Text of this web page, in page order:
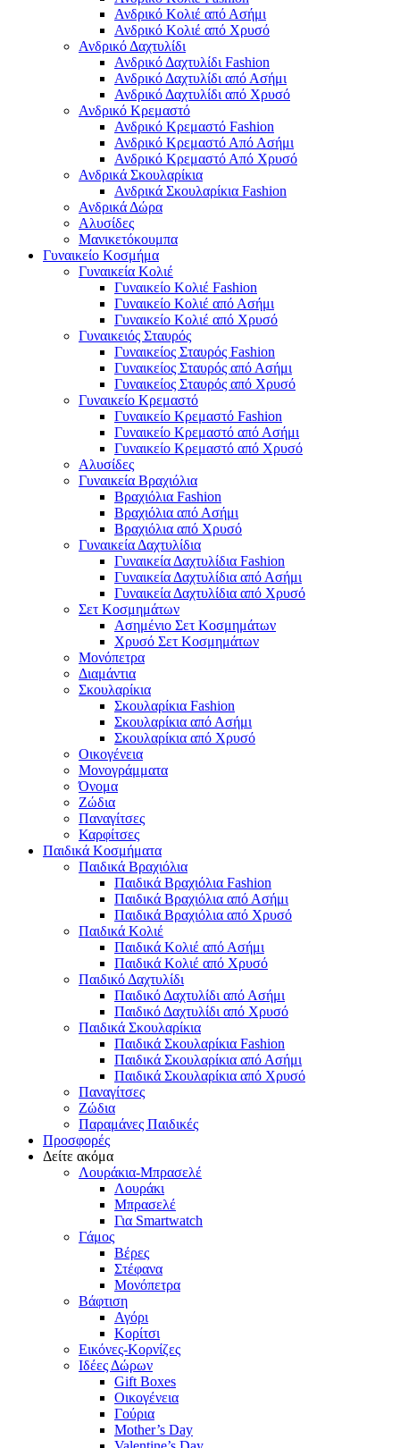
Ανδρικό Κολιέ από Ασήμι
Ανδρικό Κολιέ από Χρυσό
Ανδρικό Δαχτυλίδι
Ανδρικό Δαχτυλίδι Fashion
Ανδρικό Δαχτυλίδι από Ασήμι
Ανδρικό Δαχτυλίδι από Χρυσό
Ανδρικό Κρεμαστό
Ανδρικό Κρεμαστό Fashion
Ανδρικό Κρεμαστό Από Ασήμι
Ανδρικό Κρεμαστό Από Χρυσό
Ανδρικά Σκουλαρίκια
Ανδρικά Σκουλαρίκια Fashion
Ανδρικά Δώρα
Αλυσίδες
Μανικετόκουμπα
Γυναικείο Κοσμήμα
Γυναικεία Κολιέ
Γυναικείο Κολιέ Fashion
Γυναικείο Κολιέ από Ασήμι
Γυναικείο Κολιέ από Χρυσό
Γυναικειός Σταυρός
Γυναικείος Σταυρός Fashion
Γυναικείος Σταυρός από Ασήμι
Γυναικείος Σταυρός από Χρυσό
Γυναικείο Κρεμαστό
Γυναικείο Κρεμαστό Fashion
Γυναικείο Κρεμαστό από Ασήμι
Γυναικείο Κρεμαστό από Χρυσό
Αλυσίδες
Γυναικεία Βραχιόλια
Βραχιόλια Fashion
Βραχιόλια από Ασήμι
Βραχιόλια από Χρυσό
Γυναικεία Δαχτυλίδια
Γυναικεία Δαχτυλίδια Fashion
Γυναικεία Δαχτυλίδια από Ασήμι
Γυναικεία Δαχτυλίδια από Χρυσό
Σετ Κοσμημάτων
Ασημένιο Σετ Κοσμημάτων
Χρυσό Σετ Κοσμημάτων
Μονόπετρα
Διαμάντια
Σκουλαρίκια
Σκουλαρίκια Fashion
Σκουλαρίκια από Ασήμι
Σκουλαρίκια από Χρυσό
Οικογένεια
Μονογράμματα
Όνομα
Ζώδια
Παναγίτσες
Καρφίτσες
Παιδικά Κοσμήματα
Παιδικά Βραχιόλια
Παιδικά Βραχιόλια Fashion
Παιδικά Βραχιόλια από Ασήμι
Παιδικά Βραχιόλια από Χρυσό
Παιδικά Κολιέ
Παιδικά Κολιέ από Ασήμι
Παιδικά Κολιέ από Χρυσό
Παιδικό Δαχτυλίδι
Παιδικό Δαχτυλίδι από Ασήμι
Παιδικό Δαχτυλίδι από Χρυσό
Παιδικά Σκουλαρίκια
Παιδικά Σκουλαρίκια Fashion
Παιδικά Σκουλαρίκια από Ασήμι
Παιδικά Σκουλαρίκια από Χρυσό
Παναγίτσες
Ζώδια
Παραμάνες Παιδικές
Προσφορές
Δείτε ακόμα
Λουράκια-Μπρασελέ
Λουράκι
Μπρασελέ
Για Smartwatch
Γάμος
Βέρες
Στέφανα
Μονόπετρα
Βάφτιση
Αγόρι
Κορίτσι
Εικόνες-Κορνίζες
Ιδέες Δώρων
Gift Boxes
Οικογένεια
Γούρια
Mother’s Day